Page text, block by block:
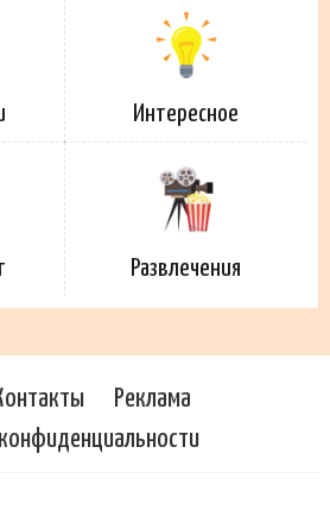
Интересное
Развлечения
Реклама